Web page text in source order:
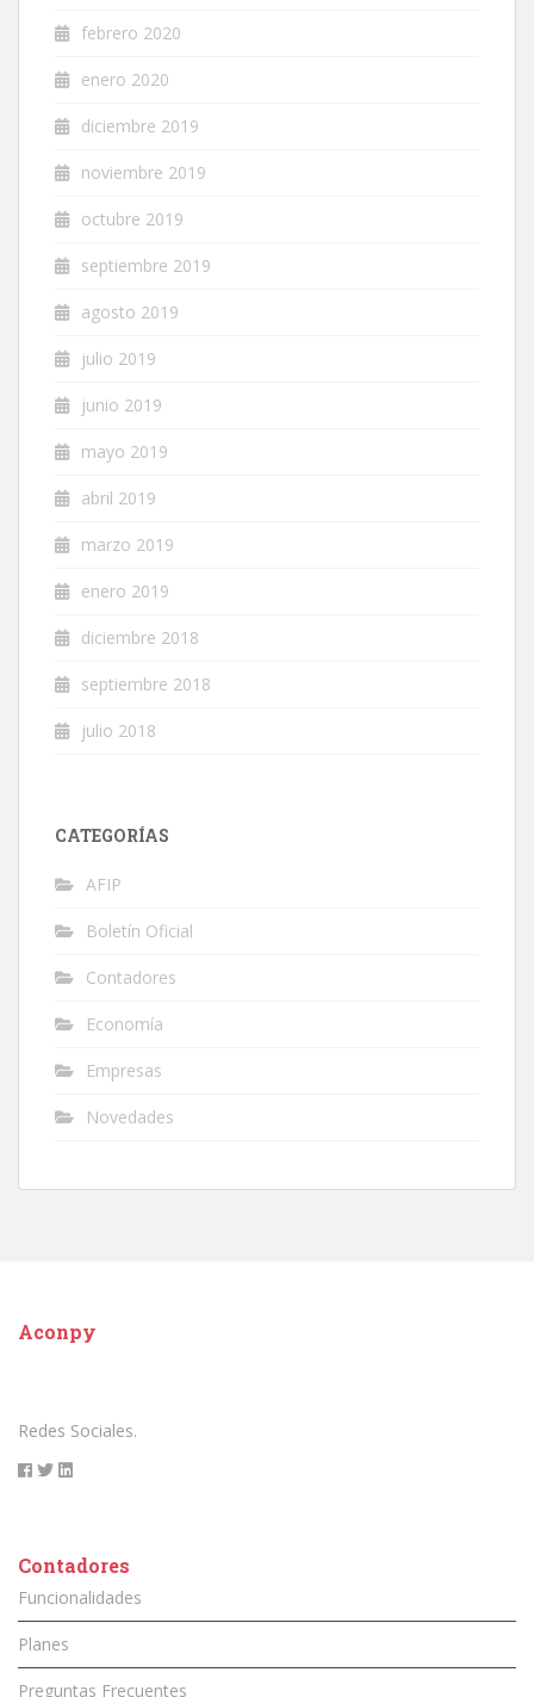
febrero 2020
enero 2020
diciembre 2019
noviembre 2019
octubre 2019
septiembre 2019
agosto 2019
julio 2019
junio 2019
mayo 2019
abril 2019
marzo 2019
enero 2019
diciembre 2018
septiembre 2018
julio 2018
CATEGORÍAS
AFIP
Boletín Oficial
Contadores
Economía
Empresas
Novedades
Aconpy
Redes Sociales.
Contadores
Funcionalidades
Planes
Preguntas Frecuentes